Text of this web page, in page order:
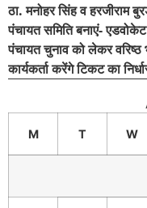
ठा. मनोहर सिंह व हरजीराम
पंचायत समिति बनाएं-
पंचायत चुनाव को लेकर वरिष्ठ
कार्यकर्ता करेंगे टिकट का
M T W